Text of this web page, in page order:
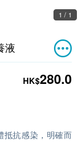
1 / 1
液
HK$280.0
抵抗感染，明確而